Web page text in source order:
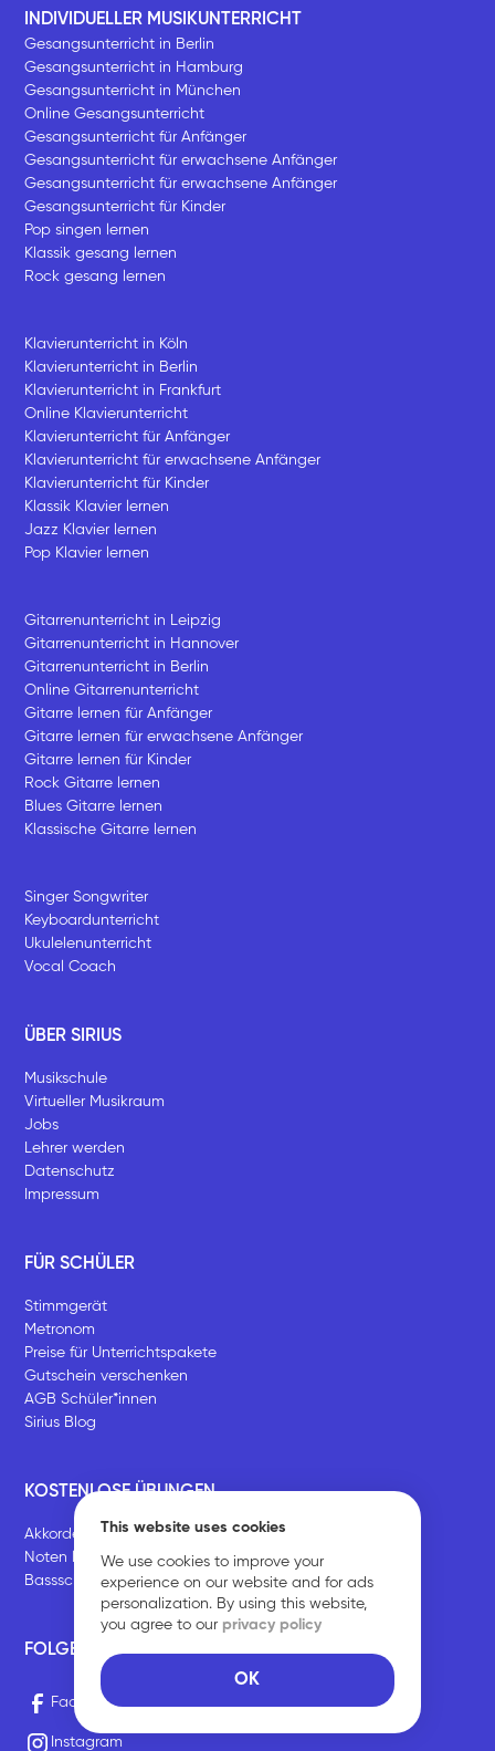
This website uses cookies
We use cookies to improve your
experience on our website and for ads
personalization. By using this website,
you agree to our privacy policy
OK
INDIVIDUELLER MUSIKUNTERRICHT
Gesangsunterricht in Berlin
Gesangsunterricht in Hamburg
Gesangsunterricht in München
Online Gesangsunterricht
Gesangsunterricht für Anfänger
Gesangsunterricht für erwachsene Anfänger
Gesangsunterricht für erwachsene Anfänger
Gesangsunterricht für Kinder
Pop singen lernen
Klassik gesang lernen
Rock gesang lernen
Klavierunterricht in Köln
Klavierunterricht in Berlin
Klavierunterricht in Frankfurt
Online Klavierunterricht
Klavierunterricht für Anfänger
Klavierunterricht für erwachsene Anfänger
Klavierunterricht für Kinder
Klassik Klavier lernen
Jazz Klavier lernen
Pop Klavier lernen
Gitarrenunterricht in Leipzig
Gitarrenunterricht in Hannover
Gitarrenunterricht in Berlin
Online Gitarrenunterricht
Gitarre lernen für Anfänger
Gitarre lernen für erwachsene Anfänger
Gitarre lernen für Kinder
Rock Gitarre lernen
Blues Gitarre lernen
Klassische Gitarre lernen
Singer Songwriter
Keyboardunterricht
Ukulelenunterricht
Vocal Coach
ÜBER SIRIUS
Musikschule
Virtueller Musikraum
Jobs
Lehrer werden
Datenschutz
Impressum
FÜR SCHÜLER
Stimmgerät
Metronom
Preise für Unterrichtspakete
Gutschein verschenken
AGB Schüler*innen
Sirius Blog
KOSTENLOSE ÜBUNGEN
Akkorde bestimmen
Noten lesen lernen
Bassschlüssel Übungen
FOLGE UNS
Facebook
Instagram